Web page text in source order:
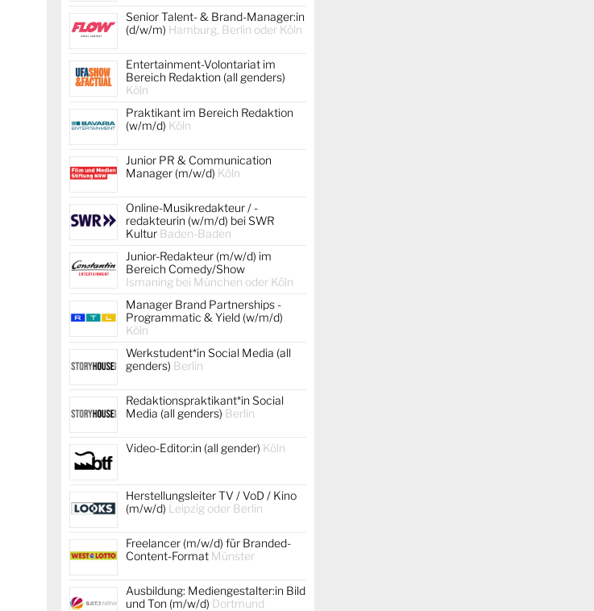
Senior Talent- & Brand-Manager:in
(d/w/m) Hamburg, Berlin oder Köln
Entertainment-Volontariat im
Bereich Redaktion (all genders)
Köln
Praktikant im Bereich Redaktion
(w/m/d) Köln
Junior PR & Communication
Manager (m/w/d) Köln
Online-Musikredakteur / -
redakteurin (w/m/d) bei SWR
Kultur Baden-Baden
Junior-Redakteur (m/w/d) im
Bereich Comedy/Show
Ismaning bei München oder Köln
Manager Brand Partnerships -
Programmatic & Yield (w/m/d)
Köln
Werkstudent*in Social Media (all
genders) Berlin
Redaktionspraktikant*in Social
Media (all genders) Berlin
Video-Editor:in (all gender) Köln
Herstellungsleiter TV / VoD / Kino
(m/w/d) Leipzig oder Berlin
Freelancer (m/w/d) für Branded-
Content-Format Münster
Ausbildung: Mediengestalter:in Bild
und Ton (m/w/d) Dortmund